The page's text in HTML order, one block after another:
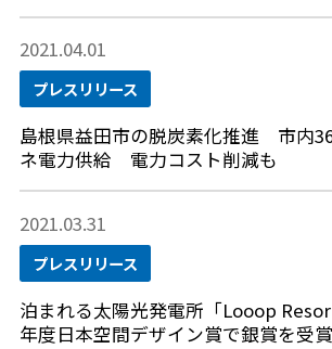
2021.04.01
プレスリリース
島根県益田市の脱炭素化推進 市内
ネ電力供給 電力コスト削減も
2021.03.31
プレスリリース
泊まれる太陽光発電所「Looop
年度日本空間デザイン賞で銀賞を受賞